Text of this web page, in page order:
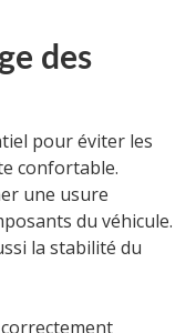
des
pour éviter les
confortable.
une usure
du véhicule.
la stabilité du